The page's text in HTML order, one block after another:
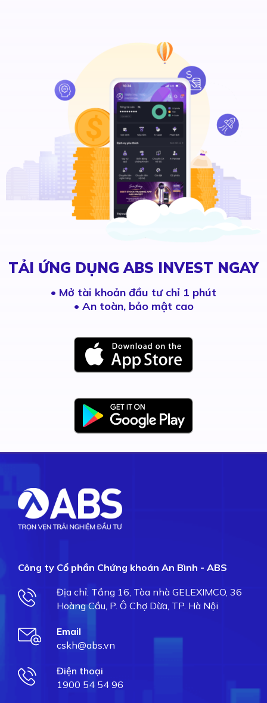
TẢI ỨNG DỤNG ABS INVEST NGAY
• Mở tài khoản đầu tư chỉ 1 phút
• An toàn, bảo mật cao
Công ty Cổ phần Chứng khoán An Bình - ABS
Địa chỉ: Tầng 16, Tòa nhà GELEXIMCO, 36
Hoàng Cầu, P. Ô Chợ Dừa, TP. Hà Nội
Email
cskh@abs.vn
Điện thoại
1900 54 54 96